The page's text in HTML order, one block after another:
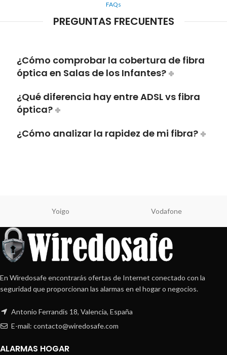
FAQs
PREGUNTAS FRECUENTES
¿Cómo comprobar la cobertura de fibra
óptica en Salas de los Infantes?
¿Qué diferencia hay entre ADSL vs fibra
óptica?
¿Cómo analizar la rapidez de mi fibra?
Yoigo Vodafone
En Wiredosafe encontrarás ofertas de Internet conectado con la
seguridad que proporcionan las alarmas en el hogar o negocios.
Antonio Ferrandis 18, Valencia, España
E-mail: contacto@wiredosafe.com
ALARMAS HOGAR